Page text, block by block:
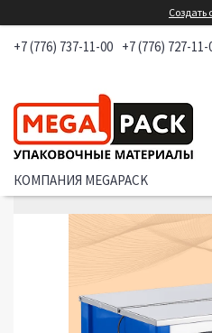
Создать
+7 (776) 737-11-00 +7 (776) 727-11-
КОМПАНИЯ MEGAPACK